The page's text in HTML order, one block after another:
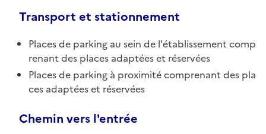
Transport et stationnement
Places de parking au sein de l'établissement comp
renant des places adaptées et réservées
Places de parking à proximité comprenant des pla
ces adaptées et réservées
Chemin vers l'entrée